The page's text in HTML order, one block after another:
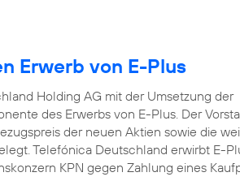
Erwerb von E-Plus
Holding AG mit der Umsetzung der
des Erwerbs von E-Plus. Der
der neuen Aktien sowie die
Telefónica Deutschland erwirbt E-
KPN gegen Zahlung eines